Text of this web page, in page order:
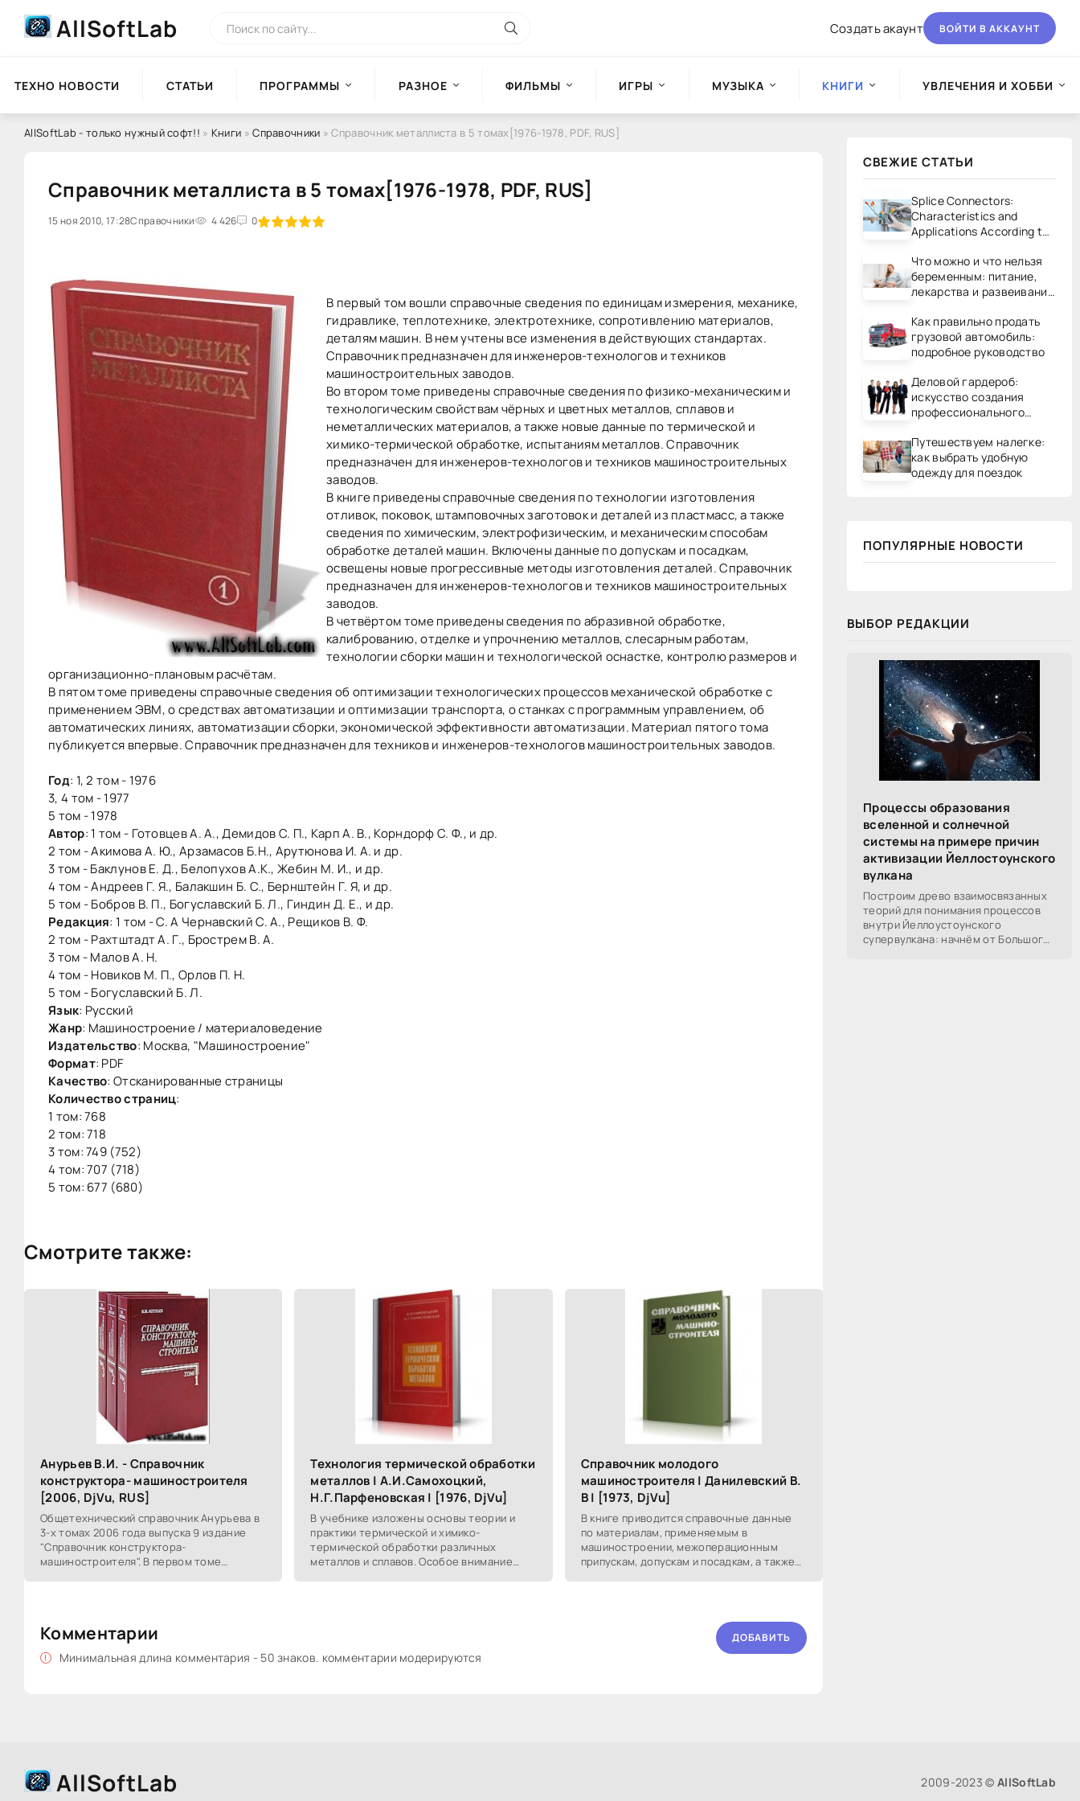
AllSoftLab Создать акаунт ВОЙТИ В АККАУНТ
ТЕХНО НОВОСТИ СТАТЬИ ПРОГРАММЫ РАЗНОЕ ФИЛЬМЫ ИГРЫ МУЗЫКА КНИГИ УВЛЕЧЕНИЯ И ХОББИ
AllSoftLab - только нужный софт!! » Книги »Справочники » Справочник металлиста в 5 томах[1976-1978, PDF, RUS]
Справочник металлиста в 5 томах[1976-1978, PDF, RUS]
15 ноя 2010, 17:28Справочники 4 426 0
100 1 2 3 4 5
В первый том вошли справочные сведения по единицам измерения, механике,
гидравлике, теплотехнике, электротехнике, сопротивлению материалов,
деталям машин. В нем учтены все изменения в действующих стандартах.
Справочник предназначен для инженеров-технологов и техников
машиностроительных заводов.
Во втором томе приведены справочные сведения по физико-механическим и
технологическим свойствам чёрных и цветных металлов, сплавов и
неметаллических материалов, а также новые данные по термической и
химико-термической обработке, испытаниям металлов. Справочник
предназначен для инженеров-технологов и техников машиностроительных
заводов.
В книге приведены справочные сведения по технологии изготовления
отливок, поковок, штамповочных заготовок и деталей из пластмасс, а также
сведения по химическим, электрофизическим, и механическим способам
обработке деталей машин. Включены данные по допускам и посадкам,
освещены новые прогрессивные методы изготовления деталей. Справочник
предназначен для инженеров-технологов и техников машиностроительных
заводов.
В четвёртом томе приведены сведения по абразивной обработке,
калиброванию, отделке и упрочнению металлов, слесарным работам,
технологии сборки машин и технологической оснастке, контролю размеров и
организационно-плановым расчётам.
В пятом томе приведены справочные сведения об оптимизации технологических процессов механической обработке с
применением ЭВМ, о средствах автоматизации и оптимизации транспорта, о станках с программным управлением, об
автоматических линиях, автоматизации сборки, экономической эффективности автоматизации. Материал пятого тома
публикуется впервые. Справочник предназначен для техников и инженеров-технологов машиностроительных заводов.
Год: 1, 2 том - 1976
3, 4 том - 1977
5 том - 1978
Автор: 1 том - Готовцев А. А., Демидов С. П., Карп А. В., Корндорф С. Ф., и др.
2 том - Акимова А. Ю., Арзамасов Б.Н., Арутюнова И. А. и др.
3 том - Баклунов Е. Д., Белопухов А.К., Жебин М. И., и др.
4 том - Андреев Г. Я., Балакшин Б. С., Бернштейн Г. Я, и др.
5 том - Бобров В. П., Богуславский Б. Л., Гиндин Д. Е., и др.
Редакция: 1 том - С. А Чернавский С. А., Рещиков В. Ф.
2 том - Рахтштадт А. Г., Брострем В. А.
3 том - Малов А. Н.
4 том - Новиков М. П., Орлов П. Н.
5 том - Богуславский Б. Л.
Язык: Русский
Жанр: Машиностроение / материаловедение
Издательство: Москва, "Машиностроение"
Формат: PDF
Качество: Отсканированные страницы
Количество страниц:
1 том: 768
2 том: 718
3 том: 749 (752)
4 том: 707 (718)
5 том: 677 (680)
Смотрите также:
Анурьев В.И. - Справочник
конструктора- машиностроителя
[2006, DjVu, RUS]
Общетехнический справочник Анурьева в
3-х томах 2006 года выпуска 9 издание
"Справочник конструктора-
машиностроителя". В первом томе
Технология термической обработки
металлов | А.И.Самохоцкий,
Н.Г.Парфеновская | [1976, DjVu]
В учебнике изложены основы теории и
практики термической и химико-
термической обработки различных
металлов и сплавов. Особое внимание
Справочник молодого
машиностроителя | Данилевский В.
В | [1973, DjVu]
В книге приводится справочные данные
по материалам, применяемым в
машиностроении, межоперационным
припускам, допускам и посадкам, а также
Комментарии
Минимальная длина комментария - 50 знаков. комментарии модерируются
ДОБАВИТЬ
СВЕЖИЕ СТАТЬИ
Splice Connectors:
Characteristics and
Applications According to
Что можно и что нельзя
беременным: питание,
лекарства и развеивание
Как правильно продать
грузовой автомобиль:
подробное руководство
Деловой гардероб:
искусство создания
профессионального
Путешествуем налегке:
как выбрать удобную
одежду для поездок
ПОПУЛЯРНЫЕ НОВОСТИ
ВЫБОР РЕДАКЦИИ
Процессы образования
вселенной и солнечной
системы на примере причин
активизации Йеллостоунского
вулкана
Построим древо взаимосвязанных
теорий для понимания процессов
внутри Йеллоустоунского
супервулкана: начнём от Большого
AllSoftLab 2009-2023 © AllSoftLab